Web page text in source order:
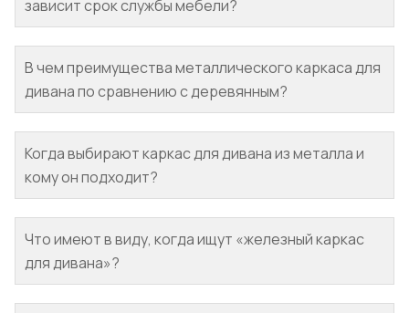
зависит срок службы мебели?
В чем преимущества металлического каркаса для
дивана по сравнению с деревянным?
Когда выбирают каркас для дивана из металла и
кому он подходит?
Что имеют в виду, когда ищут «железный каркас
для дивана»?